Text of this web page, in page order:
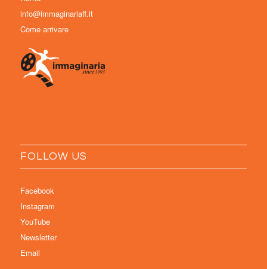
info@immaginariaff.it
Come arrivare
FOLLOW US
Facebook
Instagram
YouTube
Newsletter
Email